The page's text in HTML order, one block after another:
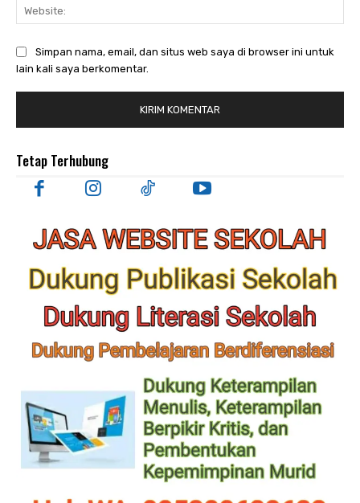
Simpan nama, email, dan situs web saya di browser ini untuk
lain kali saya berkomentar.
Tetap Terhubung